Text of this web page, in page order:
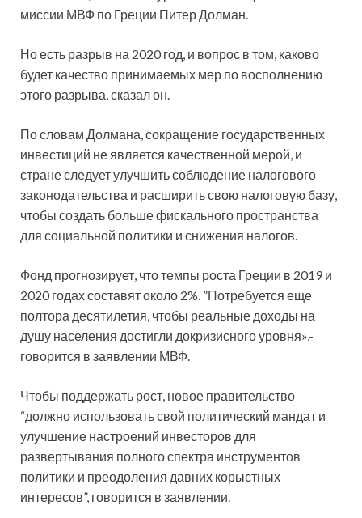
миссии МВФ по Греции Питер Долман.
Но есть разрыв на 2020 год, и вопрос в том, каково
будет качество принимаемых мер по восполнению
этого разрыва, сказал он.
По словам Долмана, сокращение государственных
инвестиций не является качественной мерой, и
стране следует улучшить соблюдение налогового
законодательства и расширить свою налоговую базу,
чтобы создать больше фискального пространства
для социальной политики и снижения налогов.
Фонд прогнозирует, что темпы роста Греции в 2019 и
2020 годах составят около 2%. ”Потребуется еще
полтора десятилетия, чтобы реальные доходы на
душу населения достигли докризисного уровня»,-
говорится в заявлении МВФ.
Чтобы поддержать рост, новое правительство
“должно использовать свой политический мандат и
улучшение настроений инвесторов для
развертывания полного спектра инструментов
политики и преодоления давних корыстных
интересов”, говорится в заявлении.